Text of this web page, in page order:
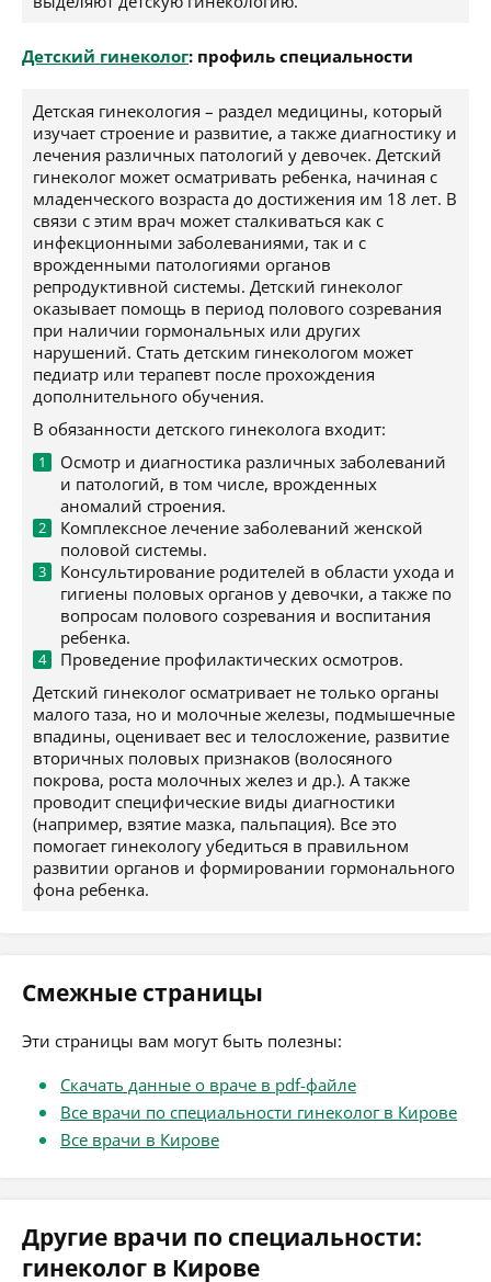
Детский гинеколог: профиль специальности
Детская гинекология – раздел медицины, который
изучает строение и развитие, а также диагностику и
лечения различных патологий у девочек. Детский
гинеколог может осматривать ребенка, начиная с
младенческого возраста до достижения им 18 лет. В
связи с этим врач может сталкиваться как с
инфекционными заболеваниями, так и с
врожденными патологиями органов
репродуктивной системы. Детский гинеколог
оказывает помощь в период полового созревания
при наличии гормональных или других
нарушений. Стать детским гинекологом может
педиатр или терапевт после прохождения
дополнительного обучения.
В обязанности детского гинеколога входит:
Осмотр и диагностика различных заболеваний
и патологий, в том числе, врожденных
аномалий строения.
Комплексное лечение заболеваний женской
половой системы.
Консультирование родителей в области ухода и
гигиены половых органов у девочки, а также по
вопросам полового созревания и воспитания
ребенка.
Проведение профилактических осмотров.
Детский гинеколог осматривает не только органы
малого таза, но и молочные железы, подмышечные
впадины, оценивает вес и телосложение, развитие
вторичных половых признаков (волосяного
покрова, роста молочных желез и др.). А также
проводит специфические виды диагностики
(например, взятие мазка, пальпация). Все это
помогает гинекологу убедиться в правильном
развитии органов и формировании гормонального
фона ребенка.
Смежные страницы
Эти страницы вам могут быть полезны:
Скачать данные о враче в pdf-файле
Все врачи по специальности гинеколог в Кирове
Все врачи в Кирове
Другие врачи по специальности:
гинеколог в Кирове